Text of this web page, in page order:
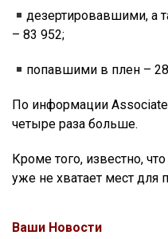
дезертировавшими, а
– 83 952;
попавшими в плен –
По информации
четыре раза больше.
Кроме того, известно,
уже не хватает мест для
Ваши Новости